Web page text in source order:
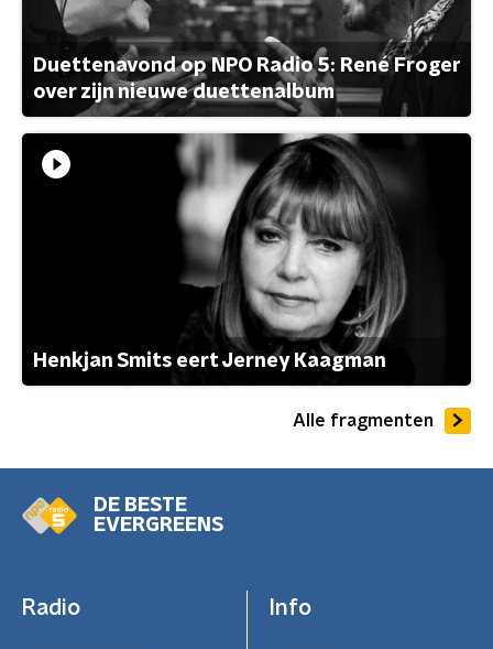
Duettenavond op NPO Radio 5: René Froger
over zijn nieuwe duettenalbum
Henkjan Smits eert Jerney Kaagman
Alle fragmenten
DE BESTE
EVERGREENS
Radio Info